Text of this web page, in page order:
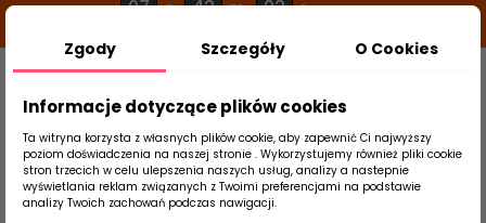
07 g 42 m 02 s
Szukaj
produktu
Strona Główna Salon / Taras Stargres
Zgody Szczegóły O Cookies
Informacje dotyczące plików cookies
Ta witryna korzysta z własnych plików cookie, aby zapewnić Ci najwyższy
poziom doświadczenia na naszej stronie . Wykorzystujemy również pliki cookie
stron trzecich w celu ulepszenia naszych usług, analizy a nastepnie
wyświetlania reklam związanych z Twoimi preferencjami na podstawie
analizy Twoich zachowań podczas nawigacji.